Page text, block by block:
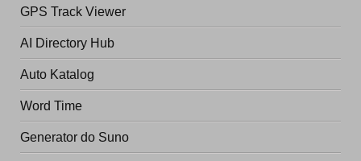
GPS Track Viewer
AI Directory Hub
Auto Katalog
Word Time
Generator do Suno